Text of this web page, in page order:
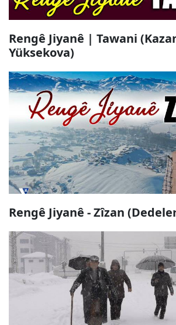
Rengê Jiyanê | Tawani
Yüksekova)
Rengê Jiyanê - Zîzan